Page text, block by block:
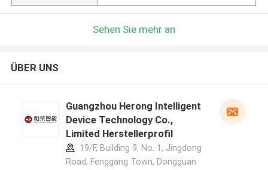
Sehen Sie mehr an
ÜBER UNS
Guangzhou Herong Intelligent
Device Technology Co.,
Limited Herstellerprofil
19/F, Building 9, No. 1, Jingdong
Road, Fenggang Town, Dongguan